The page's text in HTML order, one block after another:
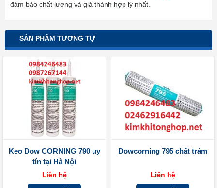
đảm bảo chất lượng và giá thành hợp lý nhất.
SẢN PHẨM TƯƠNG TỰ
Keo Dow CORNING 790 uy
tín tại Hà Nội
Liên hệ
Dowcorning 795 chất trám
Liên hệ